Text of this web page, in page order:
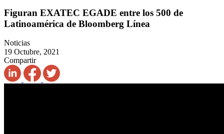
Figuran EXATEC EGADE entre los 500 de
Latinoamérica de Bloomberg Línea
Noticias
19 Octubre, 2021
Compartir